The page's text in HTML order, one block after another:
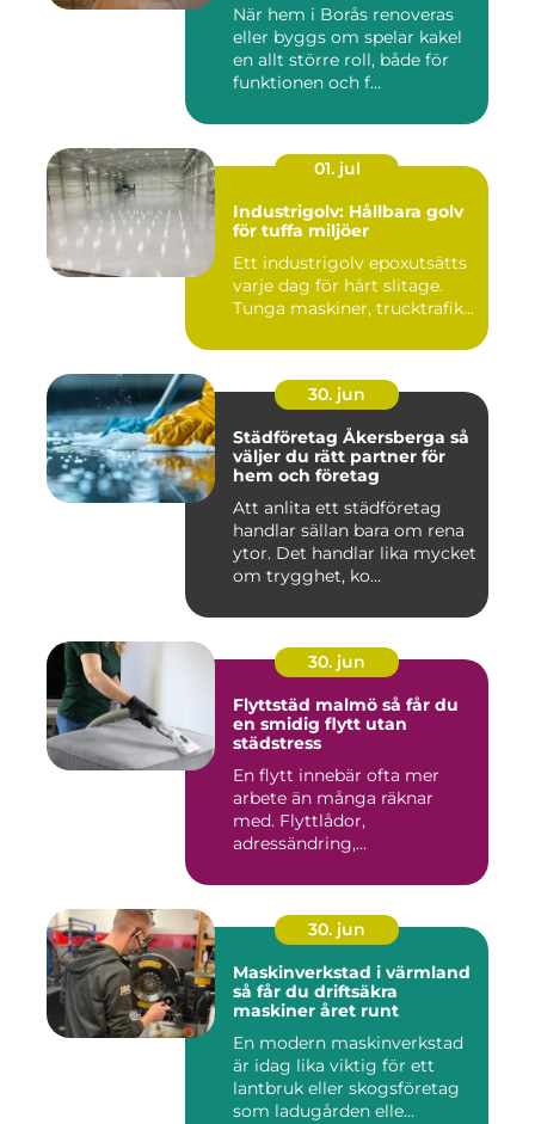
När hem i Borås renoveras
eller byggs om spelar kakel
en allt större roll, både för
funktionen och f...
01. jul
Industrigolv: Hållbara golv
för tuffa miljöer
Ett industrigolv epoxutsätts
varje dag för hårt slitage.
Tunga maskiner, trucktrafik...
30. jun
Städföretag Åkersberga så
väljer du rätt partner för
hem och företag
Att anlita ett städföretag
handlar sällan bara om rena
ytor. Det handlar lika mycket
om trygghet, ko...
30. jun
Flyttstäd malmö så får du
en smidig flytt utan
städstress
En flytt innebär ofta mer
arbete än många räknar
med. Flyttlådor,
adressändring,
30. jun
Maskinverkstad i värmland
så får du driftsäkra
maskiner året runt
En modern maskinverkstad
är idag lika viktig för ett
lantbruk eller skogsföretag
som ladugården elle...